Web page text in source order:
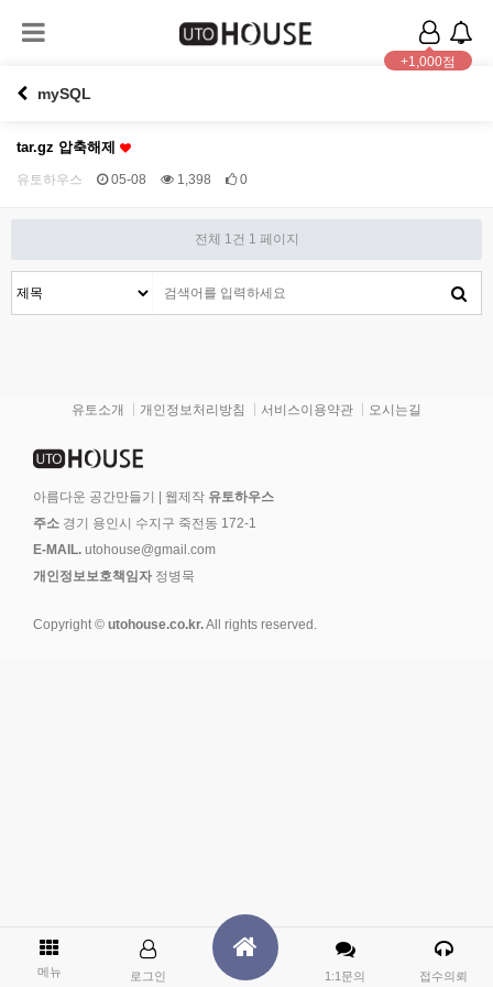
+1,000점
mySQL
tar.gz 압축해제
유토하우스 05-08 1,398 0
전체 1건 1 페이지
유토소개 개인정보처리방침 서비스이용약관 오시는길
아름다운 공간만들기 | 웹제작 유토하우스
주소 경기 용인시 수지구 죽전동 172-1
E-MAIL. utohouse@gmail.com
개인정보보호책임자 정병묵
Copyright © utohouse.co.kr.All rights reserved.
메뉴 로그인 1:1문의 접수의뢰